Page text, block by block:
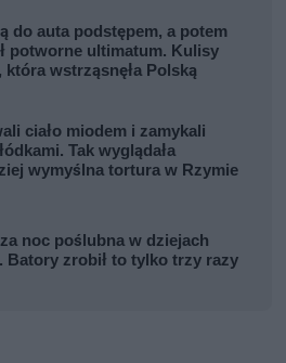
do auta podstępem, a potem
potworne ultimatum. Kulisy
która wstrząsnęła Polską
ciało miodem i zamykali
Tak wyglądała
wymyślna tortura w Rzymie
noc poślubna w dziejach
Batory zrobił to tylko trzy razy